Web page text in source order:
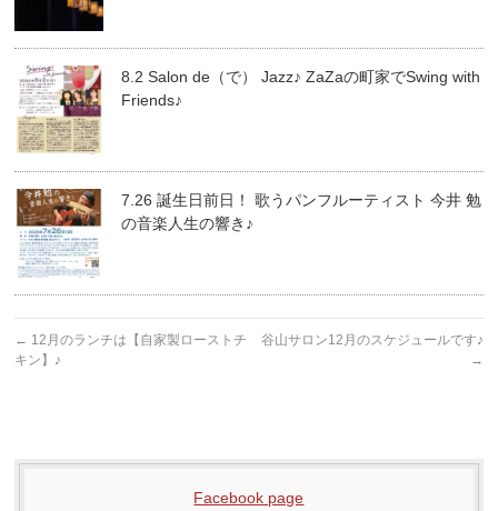
8.2 Salon de（で） Jazz♪ ZaZaの町家でSwing with
Friends♪
7.26 誕生日前日！ 歌うパンフルーティスト 今井 勉
の音楽人生の響き♪
← 12月のランチは【自家製ローストチ
キン】♪
谷山サロン12月のスケジュールです♪
→
Facebook page